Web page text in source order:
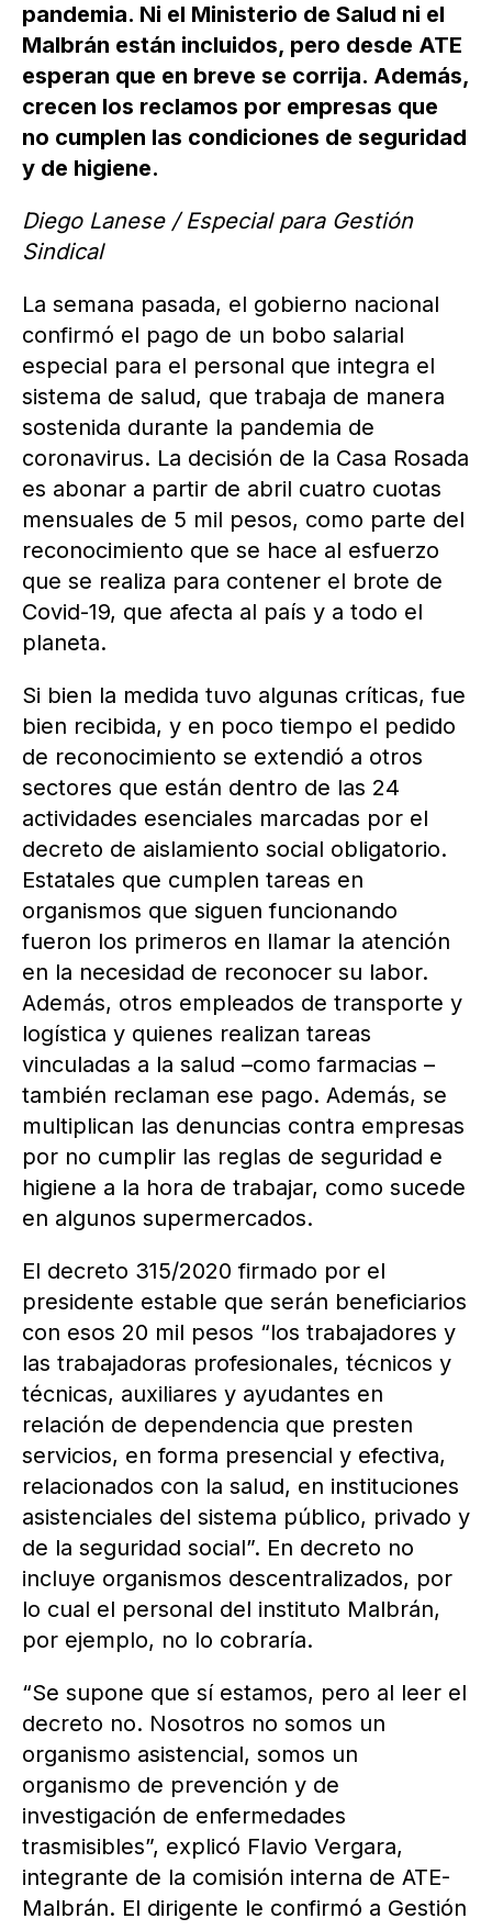
pandemia. Ni el Ministerio de Salud ni el
Malbrán están incluidos, pero desde ATE
esperan que en breve se corrija. Además,
crecen los reclamos por empresas que
no cumplen las condiciones de seguridad
y de higiene.
Diego Lanese / Especial para Gestión
Sindical
La semana pasada, el gobierno nacional
confirmó el pago de un bobo salarial
especial para el personal que integra el
sistema de salud, que trabaja de manera
sostenida durante la pandemia de
coronavirus. La decisión de la Casa Rosada
es abonar a partir de abril cuatro cuotas
mensuales de 5 mil pesos, como parte del
reconocimiento que se hace al esfuerzo
que se realiza para contener el brote de
Covid-19, que afecta al país y a todo el
planeta.
Si bien la medida tuvo algunas críticas, fue
bien recibida, y en poco tiempo el pedido
de reconocimiento se extendió a otros
sectores que están dentro de las 24
actividades esenciales marcadas por el
decreto de aislamiento social obligatorio.
Estatales que cumplen tareas en
organismos que siguen funcionando
fueron los primeros en llamar la atención
en la necesidad de reconocer su labor.
Además, otros empleados de transporte y
logística y quienes realizan tareas
vinculadas a la salud –como farmacias –
también reclaman ese pago. Además, se
multiplican las denuncias contra empresas
por no cumplir las reglas de seguridad e
higiene a la hora de trabajar, como sucede
en algunos supermercados.
El decreto 315/2020 firmado por el
presidente estable que serán beneficiarios
con esos 20 mil pesos “los trabajadores y
las trabajadoras profesionales, técnicos y
técnicas, auxiliares y ayudantes en
relación de dependencia que presten
servicios, en forma presencial y efectiva,
relacionados con la salud, en instituciones
asistenciales del sistema público, privado y
de la seguridad social”. En decreto no
incluye organismos descentralizados, por
lo cual el personal del instituto Malbrán,
por ejemplo, no lo cobraría.
“Se supone que sí estamos, pero al leer el
decreto no. Nosotros no somos un
organismo asistencial, somos un
organismo de prevención y de
investigación de enfermedades
trasmisibles”, explicó Flavio Vergara,
integrante de la comisión interna de ATE-
Malbrán. El dirigente le confirmó a Gestión